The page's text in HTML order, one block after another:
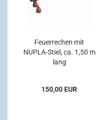
Feuerrechen mit
NUPLA-Stiel, ca. 1,50 m
lang
150,00 EUR